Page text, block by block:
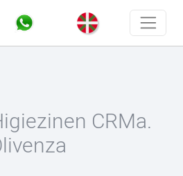
CRMa.